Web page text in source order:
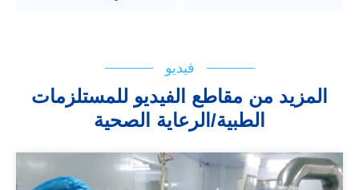
فيديو
المزيد من مقاطع الفيديو للمستلزمات
الطبية/الرعاية الصحية